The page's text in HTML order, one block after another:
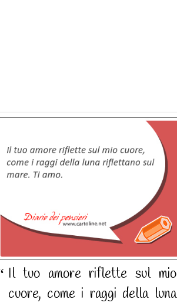
Il tuo amore riflette sul mio
cuore, come i raggi della luna